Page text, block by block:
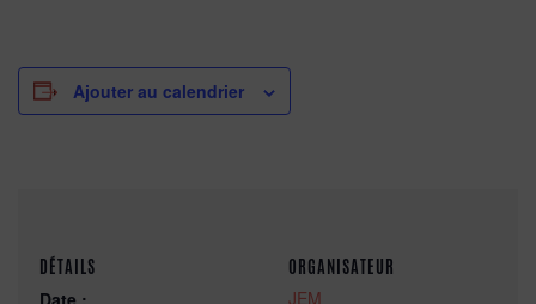
Ajouter au calendrier
DÉTAILS
Date :
ORGANISATEUR
JEM